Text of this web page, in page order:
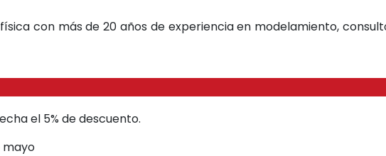
con más de 20 años de experiencia en modelamiento,
el 5% de descuento.
mayo